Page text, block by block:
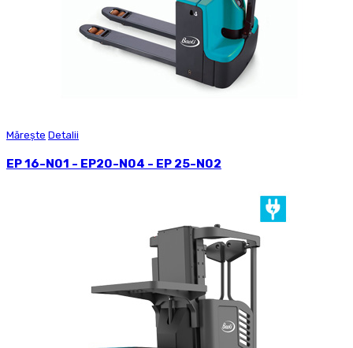
Mărește Detalii
EP 16-N01 - EP20-N04 - EP 25-N02